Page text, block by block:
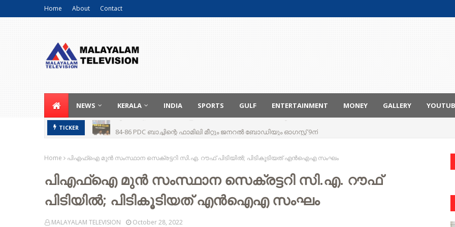
Home About Contact
NEWS KERALA INDIA SPORTS GULF ENTERTAINMENT MONEY GALLERY
TICKER 84-86 PDC ബാച്ചിന്റെ ഫാമിലി മീറ്റും ജനറൽ ബോഡിയും ഓഗസ്റ്റ് 9ന്
Home പിഎഫ്ഐ മുൻ സംസ്ഥാന സെക്രട്ടറി സി.എ. റൗഫ് പിടിയിൽ; പിടികൂടിയത് എൻഐഎ സംഘം
പിഎഫ്ഐ മുൻ സംസ്ഥാന സെക്രട്ടറി സി.എ. റൗഫ്
പിടിയിൽ; പിടികൂടിയത് എൻഐഎ സംഘം
MALAYALAM TELEVISION October 28, 2022